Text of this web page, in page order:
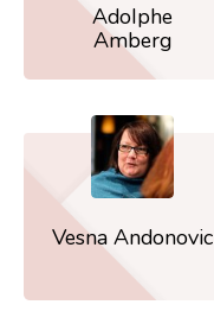
Adolphe
Amberg
Vesna Andonovic